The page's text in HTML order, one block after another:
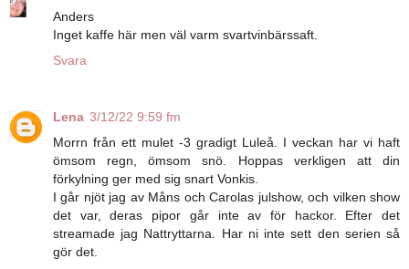
Anders
Inget kaffe här men väl varm svartvinbärssaft.
Svara
Lena 3/12/22 9:59 fm
Morrn från ett mulet -3 gradigt Luleå. I veckan har vi haft
ömsom regn, ömsom snö. Hoppas verkligen att din
förkylning ger med sig snart Vonkis.
I går njöt jag av Måns och Carolas julshow, och vilken show
det var, deras pipor går inte av för hackor. Efter det
streamade jag Nattryttarna. Har ni inte sett den serien så
gör det.